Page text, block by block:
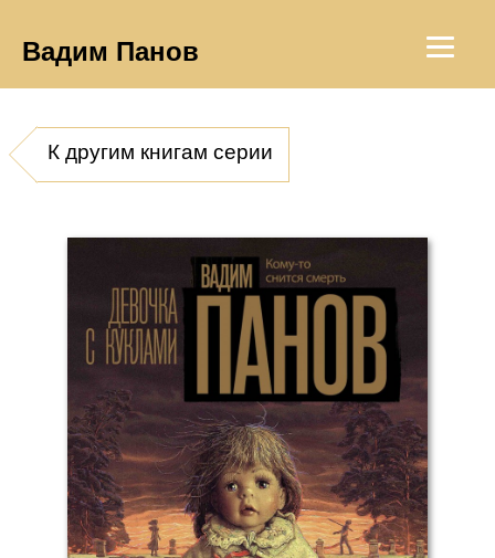
Вадим Панов
К другим книгам серии